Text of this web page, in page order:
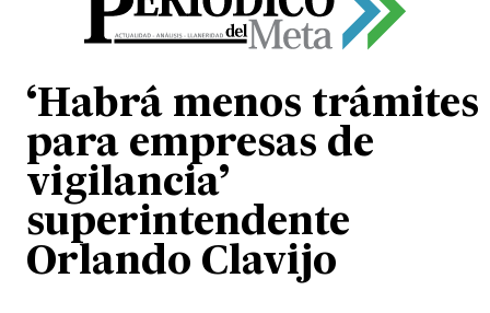
‘Habrá menos trámites
para empresas de
vigilancia’
superintendente
Orlando Clavijo